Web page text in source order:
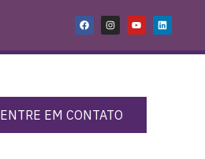
ENTRE EM CONTATO